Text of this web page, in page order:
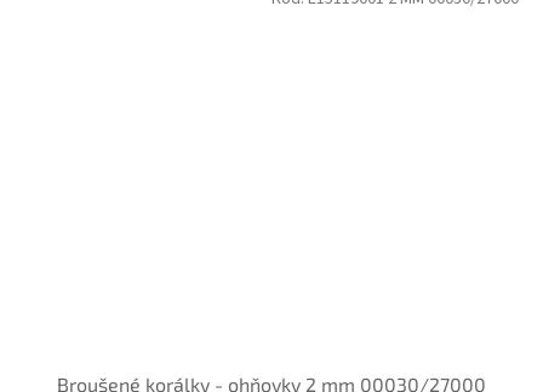
Broušené korálky - ohňovky 2 mm 00030/27000